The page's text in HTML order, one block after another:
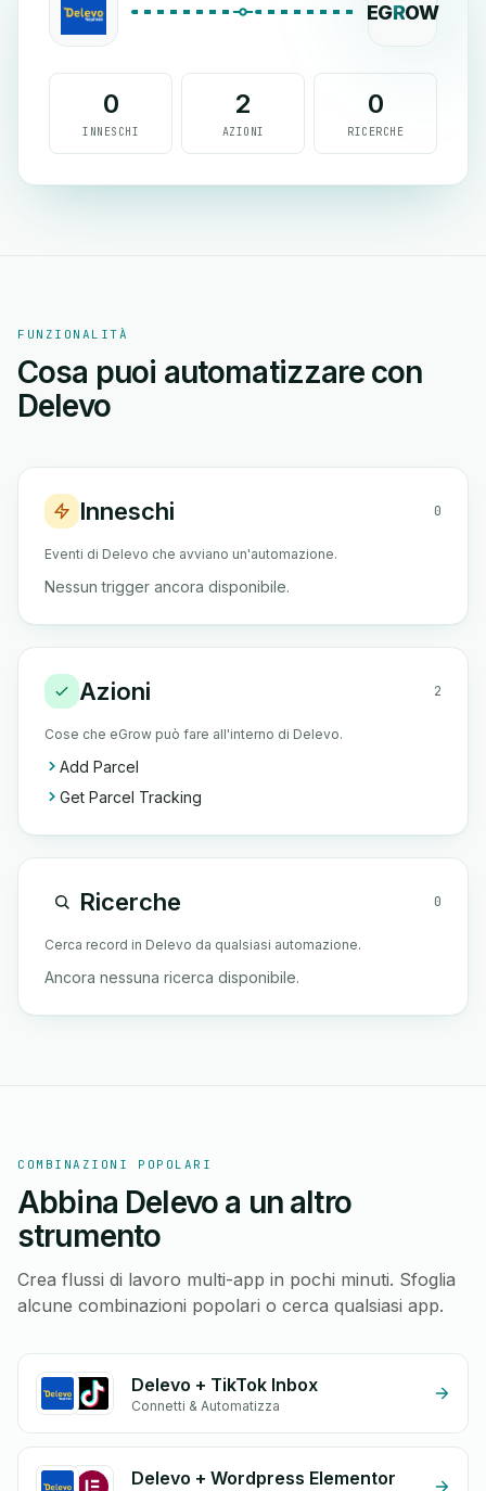
EGROW
0
INNESCHI
2
AZIONI
0
RICERCHE
FUNZIONALITÀ
Cosa puoi automatizzare con
Delevo
Inneschi 0
Eventi di Delevo che avviano un'automazione.
Nessun trigger ancora disponibile.
Azioni 2
Cose che eGrow può fare all'interno di Delevo.
Add Parcel
Get Parcel Tracking
Ricerche 0
Cerca record in Delevo da qualsiasi automazione.
Ancora nessuna ricerca disponibile.
COMBINAZIONI POPOLARI
Abbina Delevo a un altro
strumento
Crea flussi di lavoro multi-app in pochi minuti. Sfoglia
alcune combinazioni popolari o cerca qualsiasi app.
Delevo + TikTok Inbox
Connetti & Automatizza
Delevo + Wordpress Elementor